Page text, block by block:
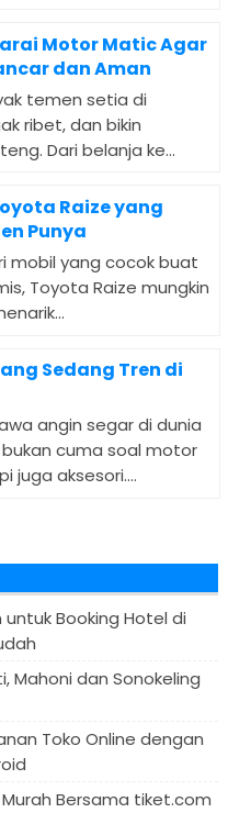
Motor Matic Agar
dan Aman
temen setia di
ribet, dan bikin
Dari belanja ke...
Raize yang
Punya
mobil yang cocok buat
Toyota Raize mungkin
Sedang Tren di
angin segar di dunia
cuma soal motor
juga aksesori....
Booking Hotel di
Mahoni dan Sonokeling
Toko Online dengan
Bersama tiket.com